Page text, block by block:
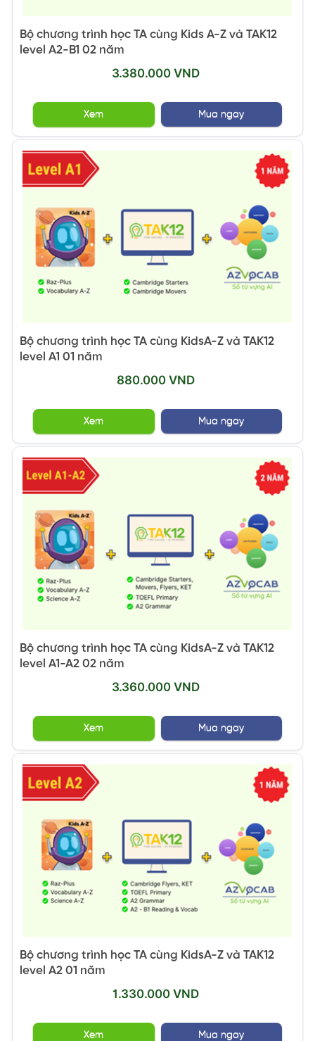
Bộ chương trình học TA cùng Kids A-Z và TAK12
level A2-B1 02 năm
3.380.000 VND
Xem Mua ngay
Bộ chương trình học TA cùng KidsA-Z và TAK12
level A1 01 năm
880.000 VND
Xem Mua ngay
Bộ chương trình học TA cùng KidsA-Z và TAK12
level A1-A2 02 năm
3.360.000 VND
Xem Mua ngay
Bộ chương trình học TA cùng KidsA-Z và TAK12
level A2 01 năm
1.330.000 VND
Xem Mua ngay